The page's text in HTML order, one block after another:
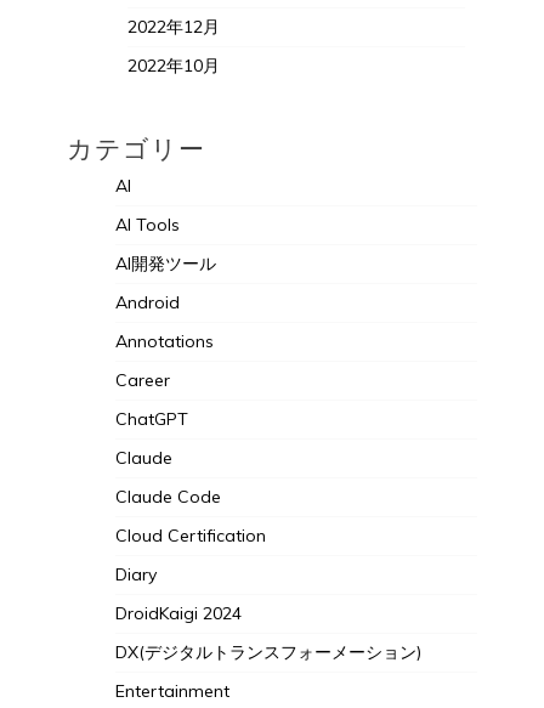
2022年12月
2022年10月
カテゴリー
AI
AI Tools
AI開発ツール
Android
Annotations
Career
ChatGPT
Claude
Claude Code
Cloud Certification
Diary
DroidKaigi 2024
DX(デジタルトランスフォーメーション)
Entertainment